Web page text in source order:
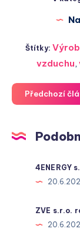
Štítky:
vzduchu,
Předchozí
4ENERGY
ZVE s.r.o.